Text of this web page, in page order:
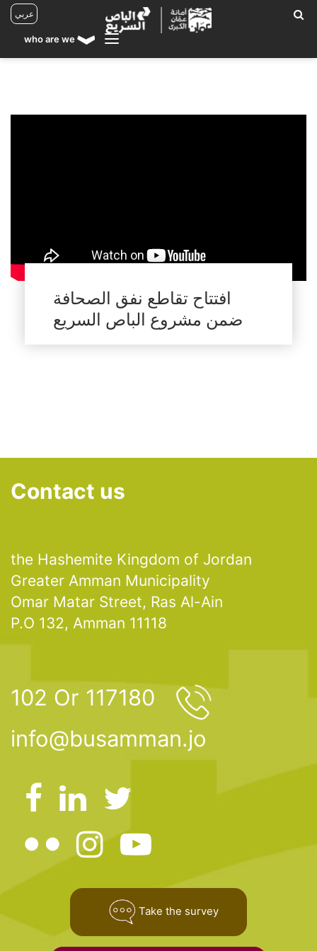
عربي
who are we
افتتاح تقاطع نفق الصحافة
ضمن مشروع الباص السريع
Contact us
the Hashemite Kingdom of Jordan
Greater Amman Municipality
Omar Matar Street, Ras Al-Ain
P.O 132, Amman 11118
102 Or 117180
info@busamman.jo
Take the survey